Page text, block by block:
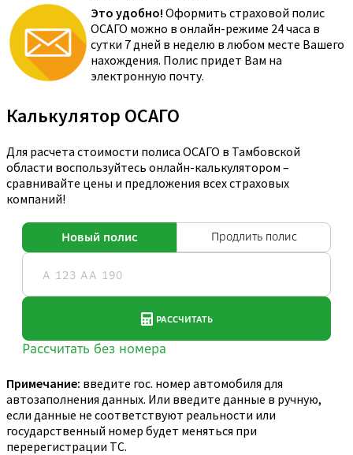
Это удобно! Оформить страховой полис
ОСАГО можно в онлайн-режиме 24 часа в
сутки 7 дней в неделю в любом месте Вашего
нахождения. Полис придет Вам на
электронную почту.
Калькулятор ОСАГО
Для расчета стоимости полиса ОСАГО в Тамбовской
области воспользуйтесь онлайн-калькулятором –
сравнивайте цены и предложения всех страховых
компаний!
Примечание: введите гос. номер автомобиля для
автозаполнения данных. Или введите данные в ручную,
если данные не соответствуют реальности или
государственный номер будет меняться при
перерегистрации ТС.